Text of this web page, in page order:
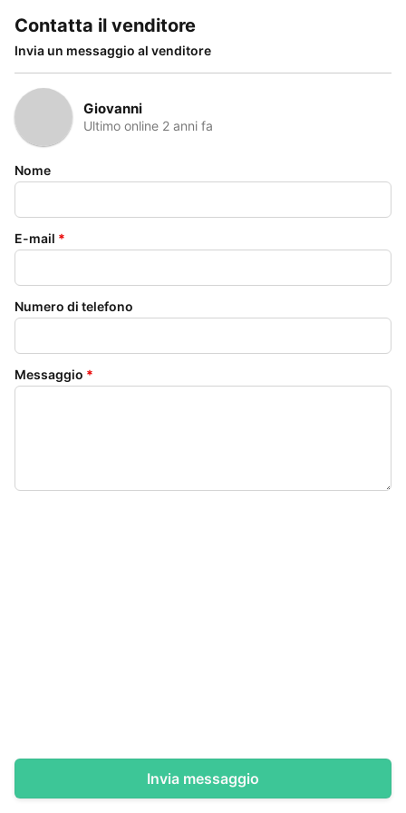
Contatta il venditore
Invia un messaggio al venditore
Giovanni
Ultimo online 2 anni fa
Nome
E-mail *
Numero di telefono
Messaggio *
Invia messaggio